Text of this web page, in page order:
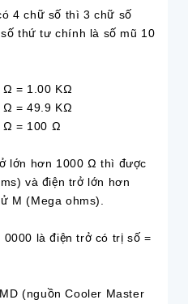
4 chữ số thì 3 chữ số
thứ tư chính là số mũ 10
= 1.00 KΩ
= 49.9 KΩ
= 100 Ω
lớn hơn 1000 Ω thì được
và điện trở lớn hơn
M (Mega ohms).
là điện trở có trị số =
(nguồn Cooler Master